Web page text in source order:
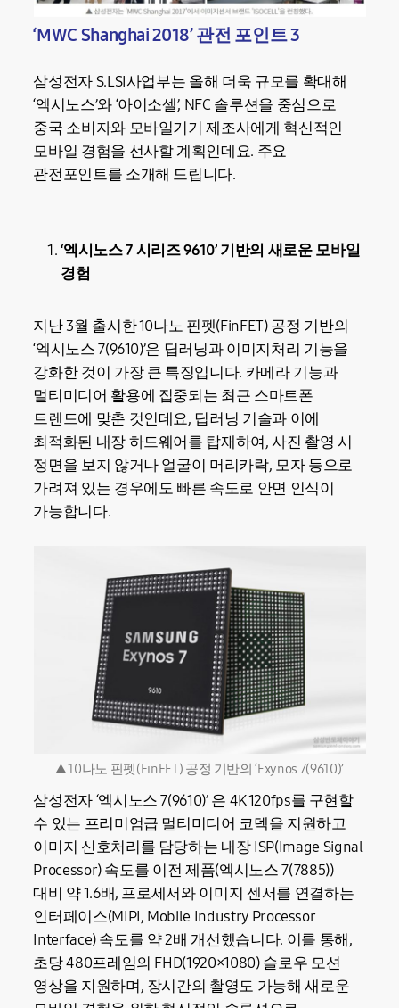
‘MWC Shanghai 2018’ 관전 포인트 3
삼성전자 S.LSI사업부는 올해 더욱 규모를 확대해
‘엑시노스’와 ‘아이소셀’, NFC 솔루션을 중심으로
중국 소비자와 모바일기기 제조사에게 혁신적인
모바일 경험을 선사할 계획인데요. 주요
관전포인트를 소개해 드립니다.
‘엑시노스 7 시리즈 9610’ 기반의 새로운 모바일
경험
지난 3월 출시한 10나노 핀펫(FinFET) 공정 기반의
‘엑시노스 7(9610)’은 딥러닝과 이미지처리 기능을
강화한 것이 가장 큰 특징입니다. 카메라 기능과
멀티미디어 활용에 집중되는 최근 스마트폰
트렌드에 맞춘 것인데요, 딥러닝 기술과 이에
최적화된 내장 하드웨어를 탑재하여, 사진 촬영 시
정면을 보지 않거나 얼굴이 머리카락, 모자 등으로
가려져 있는 경우에도 빠른 속도로 안면 인식이
가능합니다.
▲ 10나노 핀펫(FinFET) 공정 기반의 ‘Exynos 7(9610)’
삼성전자 ‘엑시노스 7(9610)’ 은 4K 120fps를 구현할
수 있는 프리미엄급 멀티미디어 코덱을 지원하고
이미지 신호처리를 담당하는 내장 ISP(Image Signal
Processor) 속도를 이전 제품(엑시노스 7(7885))
대비 약 1.6배, 프로세서와 이미지 센서를 연결하는
인터페이스(MIPI, Mobile Industry Processor
Interface) 속도를 약 2배 개선했습니다. 이를 통해,
초당 480프레임의 FHD(1920×1080) 슬로우 모션
영상을 지원하며, 장시간의 촬영도 가능해 새로운